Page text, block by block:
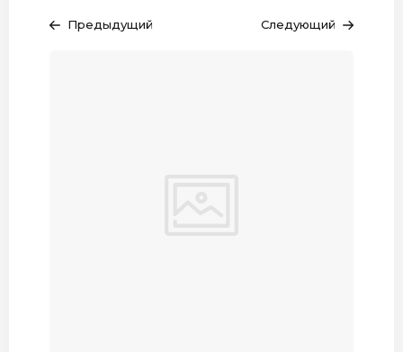
Предыдущий Следующий